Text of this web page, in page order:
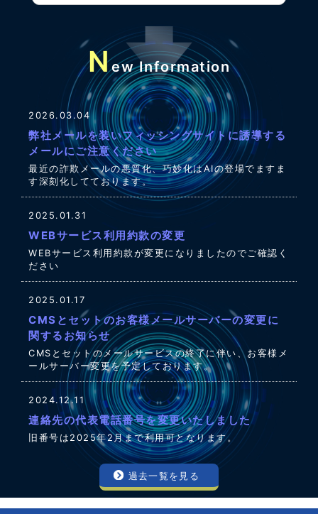
New Information
2026.03.04
弊社メールを装いフィッシングサイトに誘導する
メールにご注意ください
最近の詐欺メールの悪質化、巧妙化はAIの登場でますま
す深刻化してております。
2025.01.31
WEBサービス利用約款の変更
WEBサービス利用約款が変更になりましたのでご確認く
ださい
2025.01.17
CMSとセットのお客様メールサーバーの変更に
関するお知らせ
CMSとセットのメールサービスの終了に伴い、お客様メ
ールサーバー変更を予定しております。
2024.12.11
連絡先の代表電話番号を変更いたしました
旧番号は2025年2月まで利用可となります。
過去一覧を見る